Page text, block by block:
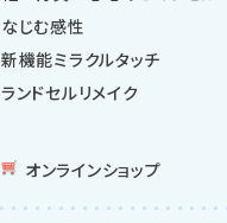
なじむ感性
新機能ミラクルタッチ
ランドセルリメイク
オンラインショップ